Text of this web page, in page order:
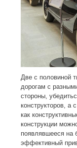
Две с половиной
дорогам с
стороны,
конструкторов, а
как
конструкции
появлявшееся на
эффективный